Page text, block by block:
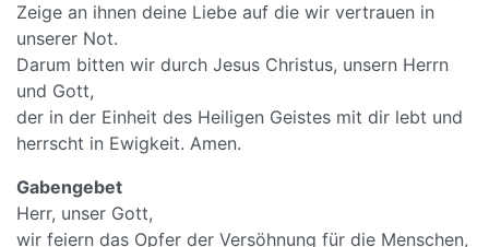
Zeige an ihnen deine Liebe auf die wir vertrauen in
unserer Not.
Darum bitten wir durch Jesus Christus, unsern Herrn
und Gott,
der in der Einheit des Heiligen Geistes mit dir lebt und
herrscht in Ewigkeit. Amen.
Gabengebet
Herr, unser Gott,
wir feiern das Opfer der Versöhnung für die Menschen,